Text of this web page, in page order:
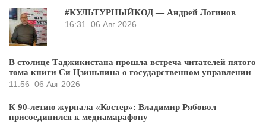
#КУЛЬТУРНЫЙКОД — Андрей Логинов
16:31
06 Авг 2026
В столице Таджикистана прошла встреча читателей пятого
тома книги Си Цзиньпина о государственном управлении
11:56 06 Авг 2026
К 90-летию журнала «Костер»: Владимир Рябовол
присоединился к медиамарафону